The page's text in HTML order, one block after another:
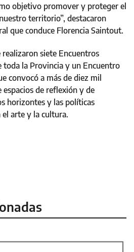
objetivo promover y proteger el
territorio”, destacaron
que conduce Florencia Saintout.
realizaron siete Encuentros
toda la Provincia y un Encuentro
convocó a más de diez mil
espacios de reflexión y de
horizontes y las políticas
arte y la cultura.